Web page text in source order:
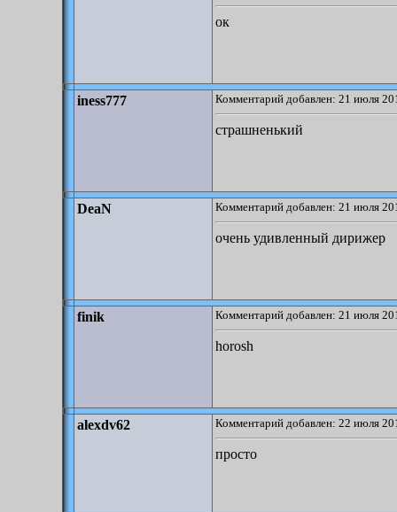
ок
iness777 Комментарий добавлен: 21 июля
страшненький
DeaN Комментарий добавлен: 21 июля
очень удивленный дирижер
finik Комментарий добавлен: 21 июля
horosh
alexdv62 Комментарий добавлен: 22 июля
просто